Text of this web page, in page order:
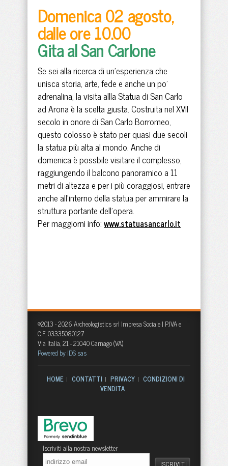
Domenica 02 agosto,
dalle ore 10.00
Gita al San Carlone
Se sei alla ricerca di un'esperienza che
unisca storia, arte, fede e anche un po'
adrenalina, la visita allla Statua di San Carlo
ad Arona è la scelta giusta. Costruita nel XVII
secolo in onore di San Carlo Borromeo,
questo colosso è stato per quasi due secoli
la statua più alta al mondo. Anche di
domenica è possbile visitare il complesso,
raggiungendo il balcono panoramico a 11
metri di altezza e per i più coraggiosi, entrare
anche all'interno della statua per ammirare la
struttura portante dell'opera.
Per maggiorni info:www.statuasancarlo.it
©2013 - 2026 Archeologistics srl Impresa Sociale | P.IVA e
C.F. 03335080127
Via Italia, 21 - 21040 Carnago (VA)
Powered by IDS sas
HOME | CONTATTI | PRIVACY | CONDIZIONI DI
VENDITA
Iscriviti alla nostra newsletter